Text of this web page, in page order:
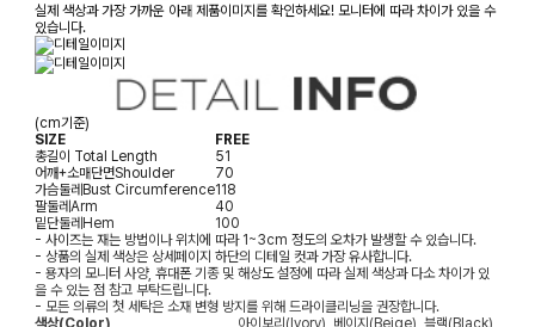
실제 색상과 가장 가까운 아래 제품이미지를 확인하세요! 모니터에 따라 차이가 있을 수
있습니다.
(cm기준)
SIZE
FREE
총길이 Total Length
51
어깨+소매단면Shoulder
70
가슴둘레Bust Circumference118
팔둘레Arm
40
밑단둘레Hem
100
- 사이즈는 재는 방법이나 위치에 따라 1~3cm 정도의 오차가 발생할 수 있습니다.
- 상품의 실제 색상은 상세페이지 하단의 디테일 컷과 가장 유사합니다.
- 용자의 모니터 사양, 휴대폰 기종 및 해상도 설정에 따라 실제 색상과 다소 차이가 있
을 수 있는 점 참고 부탁드립니다.
- 모든 의류의 첫 세탁은 소재 변형 방지를 위해 드라이클리닝을 권장합니다.
색상(Color)
아이보리(Ivory), 베이지(Beige), 블랙(Black)